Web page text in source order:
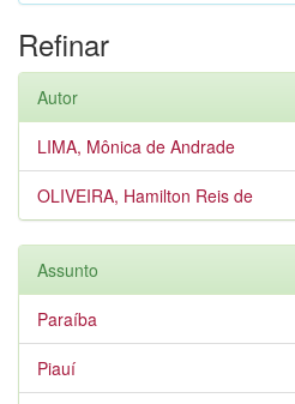
Refinar
Autor
LIMA, Mônica de Andrade
OLIVEIRA, Hamilton Reis de
Assunto
Paraíba
Piauí